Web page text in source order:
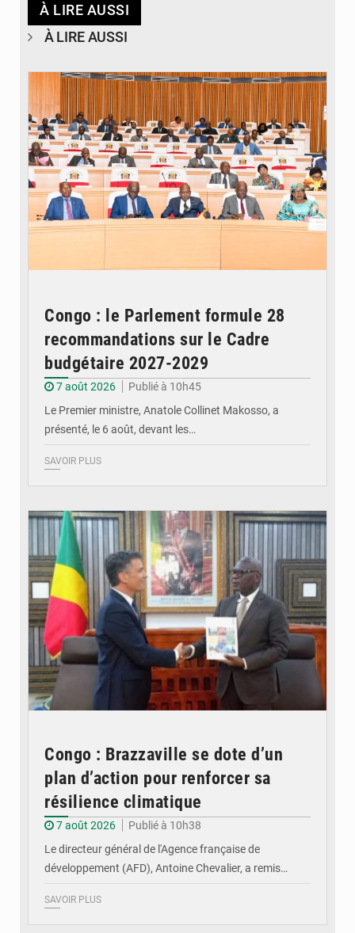
À LIRE AUSSI
À LIRE AUSSI
Congo : le Parlement formule 28
recommandations sur le Cadre
budgétaire 2027-2029
7 août 2026
Publié à 10h45
Le Premier ministre, Anatole Collinet Makosso, a
présenté, le 6 août, devant les…
SAVOIR PLUS
Congo : Brazzaville se dote d’un
plan d’action pour renforcer sa
résilience climatique
7 août 2026
Publié à 10h38
Le directeur général de l'Agence française de
développement (AFD), Antoine Chevalier, a remis…
SAVOIR PLUS